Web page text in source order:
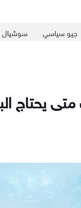
جيو سياسي سوشيال
يحتاج